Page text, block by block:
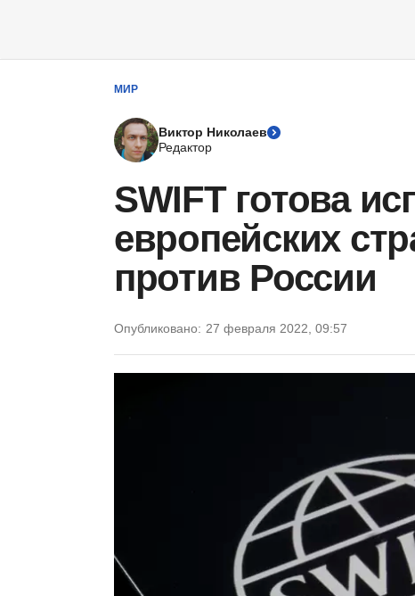
МИР
Виктор Николаев
Редактор
SWIFT готова
европейских
против России
Опубликовано: 27 февраля 2022, 09:57